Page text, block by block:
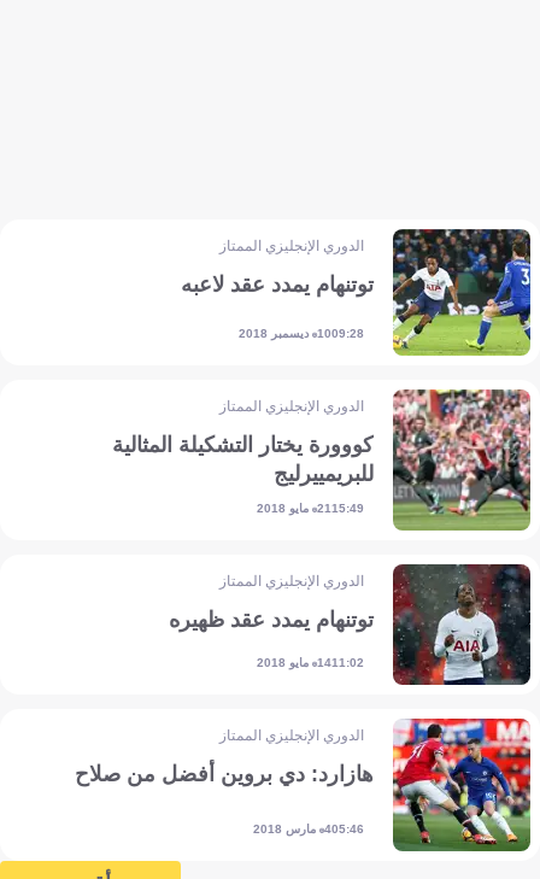
الدوري الإنجليزي الممتاز
توتنهام يمدد عقد لاعبه
09:2810 ديسمبر 2018
الدوري الإنجليزي الممتاز
كووورة يختار التشكيلة المثالية
للبريمييرليج
15:4921 مايو 2018
الدوري الإنجليزي الممتاز
توتنهام يمدد عقد ظهيره
11:0214 مايو 2018
الدوري الإنجليزي الممتاز
هازارد: دي بروين أفضل من صلاح
05:464 مارس 2018